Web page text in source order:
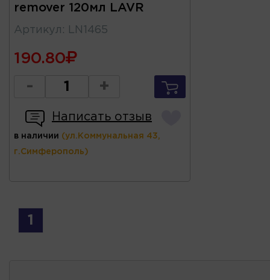
remover 120мл LAVR
Артикул : LN1465
190.80
- +
Написать отзыв
в наличии (ул.Коммунальная 43,
г.Симферополь)
1